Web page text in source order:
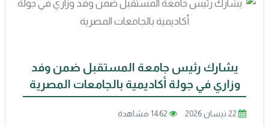
يشارك رئيس جامعة المستقبل ضمن وفد
وزاري في جولة أكاديمية بالجامعات المصرية
22 نيسان 2026 1462 مشاهدة